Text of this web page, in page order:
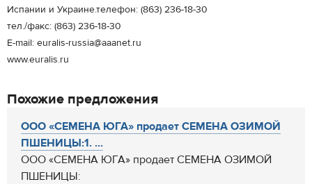
Испании и Украине.телефон: (863) 236-18-30
тел./факс: (863) 236-18-30
Е-mail: euralis-russia@aaanet.ru
www.euralis.ru
Похожие предложения
ООО «СЕМЕНА ЮГА» продает СЕМЕНА ОЗИМОЙ
ПШЕНИЦЫ:1. ...
ООО «СЕМЕНА ЮГА» продает СЕМЕНА ОЗИМОЙ
ПШЕНИЦЫ: